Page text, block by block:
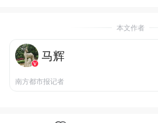
本文作者
马辉
南方都市报记者